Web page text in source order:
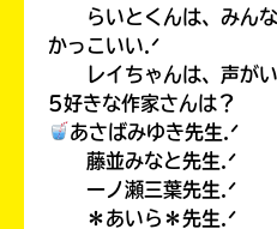
らいとくんは、みんな
かっこいい.ᐟ
レイちゃんは、声がい
5好きな作家さんは？
あさばみゆき先生.ᐟ
藤並みなと先生.ᐟ
一ノ瀬三葉先生.ᐟ
＊あいら＊先生.ᐟ